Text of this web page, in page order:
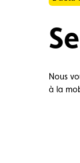
Nous
à la